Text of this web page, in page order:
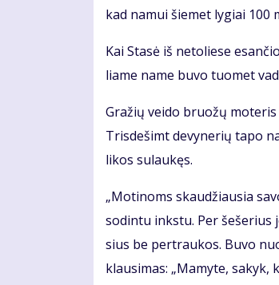
kad na­mui šie­met ly­giai 100
Kai Sta­sė iš ne­to­lie­se
lia­me na­me bu­vo tuo­met
Gra­žių vei­do bruo­žų
Tris­de­šimt de­vy­ne­rių ta­po
li­kos su­lau­kęs.
„Mo­ti­noms skau­džiau­sia
so­din­tu inks­tu. Per
sius be per­trau­kos. Bu­vo
klau­si­mas: „Ma­my­te, sa­kyk,